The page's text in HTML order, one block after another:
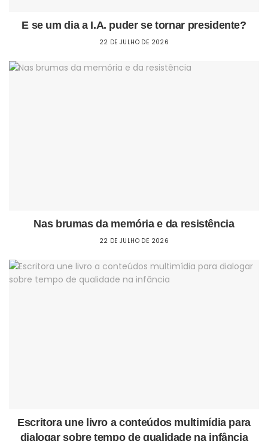
E se um dia a I.A. puder se tornar presidente?
22 DE JULHO DE 2026
Nas brumas da memória e da resistência
22 DE JULHO DE 2026
Escritora une livro a conteúdos multimídia para
dialogar sobre tempo de qualidade na infância